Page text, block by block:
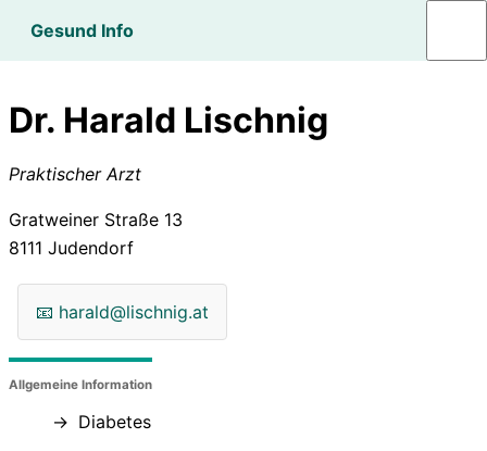
Gesund Info
Dr. Harald Lischnig
Praktischer Arzt
Gratweiner Straße 13
8111 Judendorf
📧 harald@lischnig.at
Allgemeine Information
Diabetes